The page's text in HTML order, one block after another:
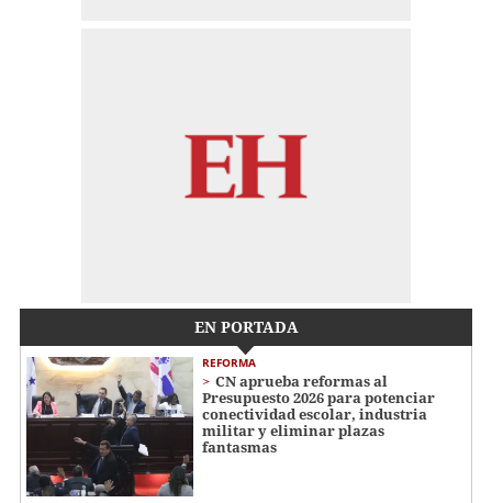
EN PORTADA
REFORMA
CN aprueba reformas al
Presupuesto 2026 para potenciar
conectividad escolar, industria
militar y eliminar plazas
fantasmas